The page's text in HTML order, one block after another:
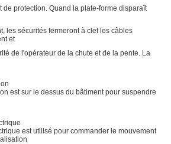
de protection. Quand la plate-forme disparaît
les sécurités fermeront à clef les câbles
et
de l'opérateur de la chute et de la pente. La
est sur le dessus du bâtiment pour suspendre
est utilisé pour commander le mouvement